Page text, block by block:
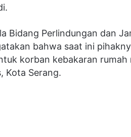
Bidang Perlindungan dan
bahwa saat ini
korban kebakaran rumah
Kota Serang.